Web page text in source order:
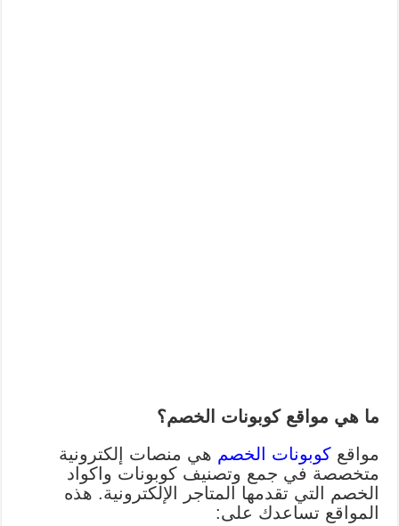
ما هي مواقع كوبونات الخصم؟
مواقعكوبونات الخصم هي منصات إلكترونية
متخصصة في جمع وتصنيف كوبونات واكواد
الخصم التي تقدمها المتاجر الإلكترونية. هذه
المواقع تساعدك على: